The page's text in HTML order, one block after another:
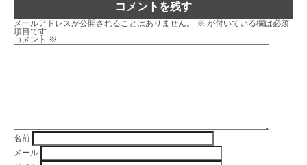
コメントを残す
メールアドレスが公開されることはありません。 ※ が付いている欄は必須
項目です
コメント ※
名前
メール